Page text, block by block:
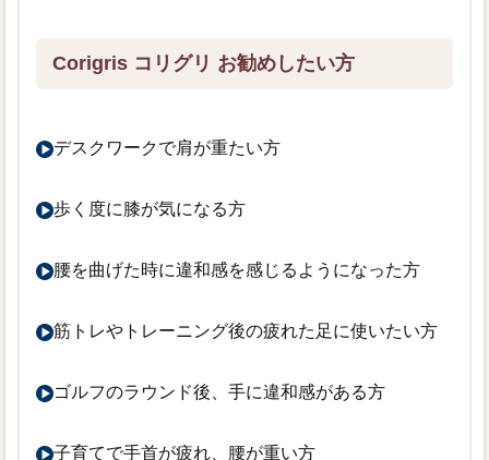
Corigris コリグリ お勧めしたい方
デスクワークで肩が重たい方
歩く度に膝が気になる方
腰を曲げた時に違和感を感じるようになった方
筋トレやトレーニング後の疲れた足に使いたい方
ゴルフのラウンド後、手に違和感がある方
子育てで手首が疲れ、腰が重い方